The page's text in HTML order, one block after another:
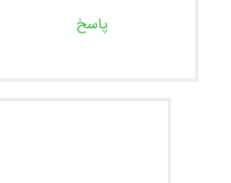
پاسخ